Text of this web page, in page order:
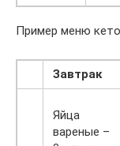
Пример меню
Завтрак
Яйца
вареные –